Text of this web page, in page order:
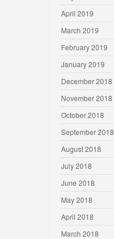
April 2019
March 2019
February 2019
January 2019
December 2018
November 2018
October 2018
September 2018
August 2018
July 2018
June 2018
May 2018
April 2018
March 2018